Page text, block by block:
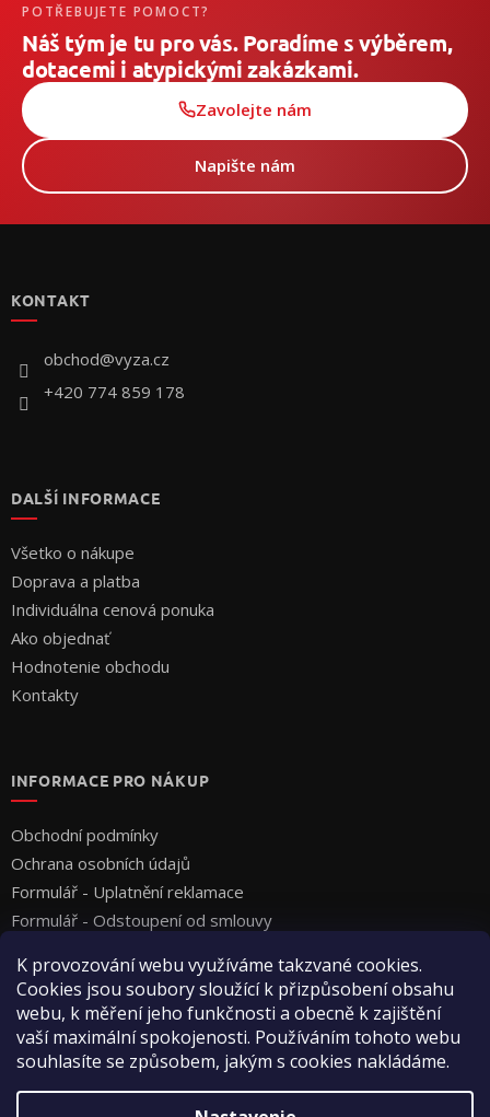
K provozování webu využíváme takzvané cookies.
Cookies jsou soubory sloužící k přizpůsobení obsahu
webu, k měření jeho funkčnosti a obecně k zajištění
vaší maximální spokojenosti. Používáním tohoto webu
souhlasíte se způsobem, jakým s cookies nakládáme.
POTŘEBUJETE POMOCT?
Náš tým je tu pro vás. Poradíme s výběrem,
dotacemi i atypickými zakázkami.
Zavolejte nám
Napište nám
KONTAKT
obchod@vyza.cz
+420 774 859 178
DALŠÍ INFORMACE
Všetko o nákupe
Doprava a platba
Individuálna cenová ponuka
Ako objednať
Hodnotenie obchodu
Kontakty
INFORMACE PRO NÁKUP
Obchodní podmínky
Ochrana osobních údajů
Formulář - Uplatnění reklamace
Formulář - Odstoupení od smlouvy
Vytvoril Shoptet